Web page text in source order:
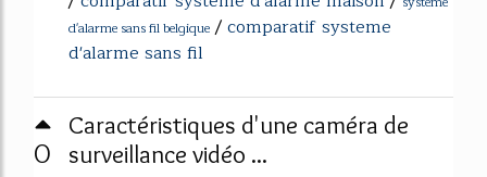
d'alarme sans fil belgique /comparatif systeme
d'alarme sans fil
0
Caractéristiques d'une caméra de
surveillance vidéo ...